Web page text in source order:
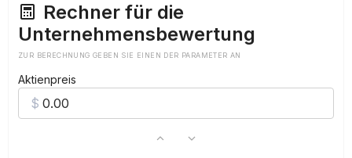
Rechner für die
Unternehmensbewertung
ZUR BERECHNUNG GEBEN SIE EINEN DER PARAMETER AN
Aktienpreis